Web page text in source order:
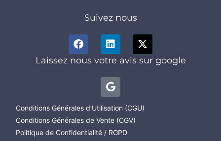
Suivez nous
Laissez nous votre avis sur google
Conditions Générales d’Utilisation (CGU)
Conditions Générales de Vente (CGV)
Politique de Confidentialité / RGPD